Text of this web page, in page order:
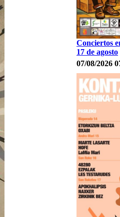
Conciertos
17 de agosto
07/08/2026